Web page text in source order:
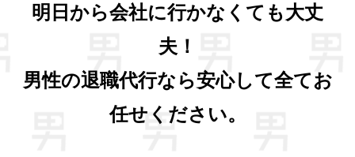
明日から会社に行かなくても大丈
夫！
男性の退職代行なら安心して全てお
任せください。